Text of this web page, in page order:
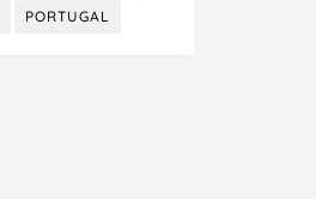
PORTUGAL